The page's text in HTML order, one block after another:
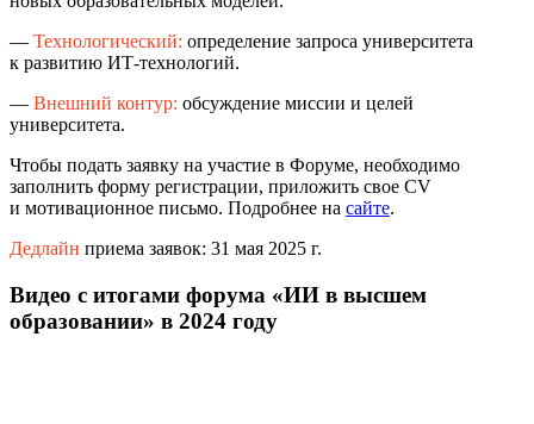
— Технологический: определение запроса университета
к развитию ИТ-технологий.
— Внешний контур: обсуждение миссии и целей
университета.
Чтобы подать заявку на участие в Форуме, необходимо
заполнить форму регистрации, приложить свое CV
и мотивационное письмо. Подробнее на сайте.
Дедлайн приема заявок: 31 мая 2025 г.
Видео с итогами форума «ИИ в высшем
образовании» в 2024 году